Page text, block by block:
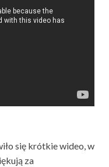
się krótkie wideo, w
za